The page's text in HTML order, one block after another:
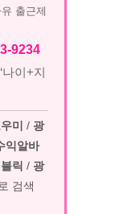
출근제
9234
이+지
미 / 광
익알바
릭 / 광
검색